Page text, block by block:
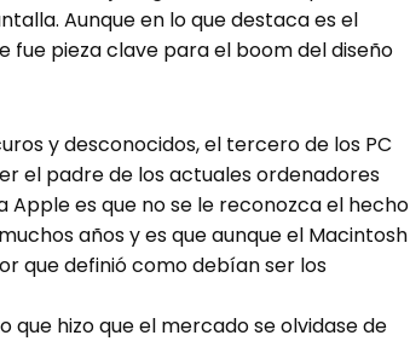
Aunque en lo que destaca es el
fue pieza clave para el boom del diseño
y desconocidos, el tercero de los PC
el padre de los actuales ordenadores
es que no se le reconozca el hecho
años y es que aunque el Macintosh
que definió como debían ser los
que hizo que el mercado se olvidase de